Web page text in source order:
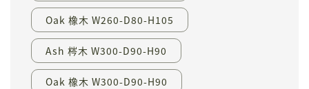
Oak 橡木 W260-D80-H105
Ash 梣木 W300-D90-H90
Oak 橡木 W300-D90-H90